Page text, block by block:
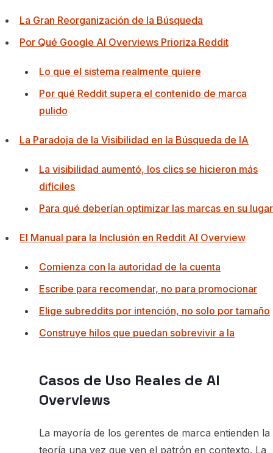
La Gran Reorganización de la Búsqueda
Por Qué Google AI Overviews Prioriza Reddit
Lo que el sistema realmente quiere
Por qué Reddit supera el contenido de marca
pulido
La Paradoja de la Visibilidad en la Búsqueda de IA
La visibilidad aumentó, los clics se hicieron más
difíciles
Para qué deberían optimizar las marcas en su lugar
El Manual para la Inclusión en Reddit AI Overview
Comienza con la autoridad de la cuenta
Escribe para recomendar, no para promocionar
Elige subreddits por intención, no solo por tamaño
Construye hilos que puedan sobrevivir a la
Casos de Uso Reales de AI
Overviews
La mayoría de los gerentes de marca entienden la
teoría una vez que ven el patrón en contexto. La